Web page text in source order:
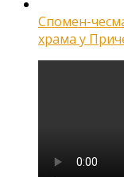
Спомен-
храма у